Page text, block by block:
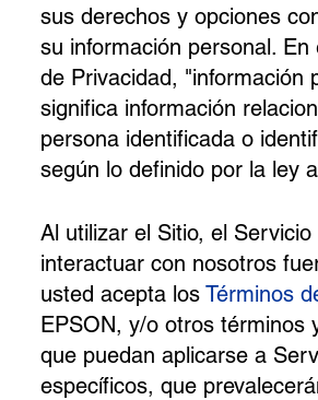
sus derechos y opciones
su información personal. En
de Privacidad, "información
significa información
persona identificada o
según lo definido por la ley
Al utilizar el Sitio, el Servicio
interactuar con nosotros
usted acepta losTérminos
EPSON, y/o otros términos
que puedan aplicarse a
específicos, que